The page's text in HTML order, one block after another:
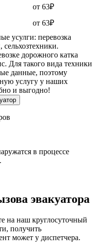
от 63₽
от 63₽
усулги: перевозка
дорожного катка
Для такого вида техники
данные, поэтому
услугу у наших
и выгодно!
в процессе
эвакуатора
на наш круглосуточный
получить
может у диспетчера.